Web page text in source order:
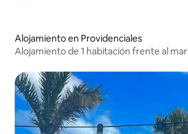
Alojamiento en Providenciales
Alojamiento de 1 habitación frente al mar